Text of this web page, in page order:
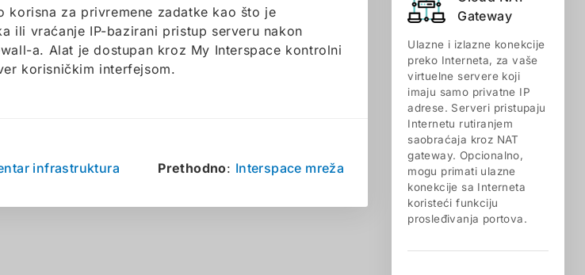
korisna za privremene zadatke kao što je
ili vraćanje IP-bazirani pristup serveru nakon
a. Alat je dostupan kroz My Interspace kontrolni
korisničkim interfejsom.
infrastruktura Prethodno: Interspace mreža
Gateway
Ulazne i izlazne konekcije
preko Interneta, za vaše
virtuelne servere koji
imaju samo privatne IP
adrese. Serveri pristupaju
Internetu rutiranjem
saobraćaja kroz NAT
gateway. Opcionalno,
mogu primati ulazne
konekcije sa Interneta
koristeći funkciju
prosleđivanja portova.